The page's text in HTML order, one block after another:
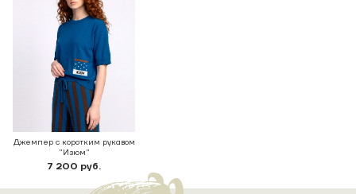
Джемпер с коротким рукавом
"Изюм"
7 200 руб.